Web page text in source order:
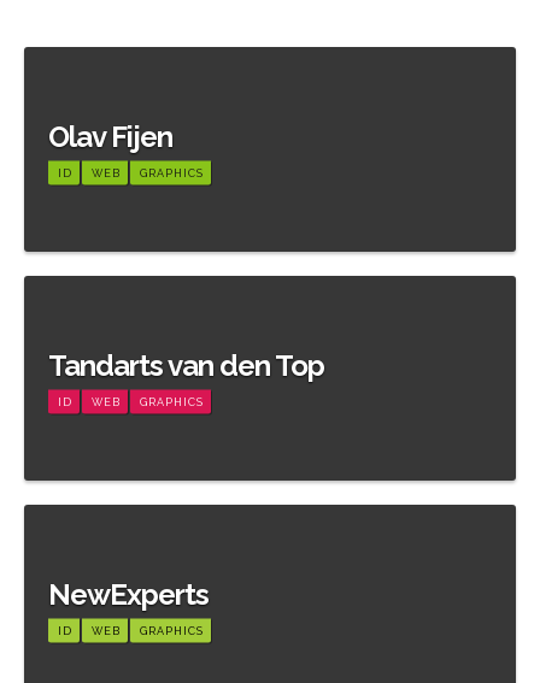
Olav Fijen
ID WEB GRAPHICS
Meer informatie
Tandarts van den Top
ID WEB GRAPHICS
Meer informatie
NewExperts
ID WEB GRAPHICS